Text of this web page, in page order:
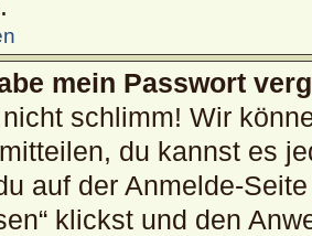
mein Passwort
schlimm! Wir
du kannst es
auf der Anmelde-
klickst und den